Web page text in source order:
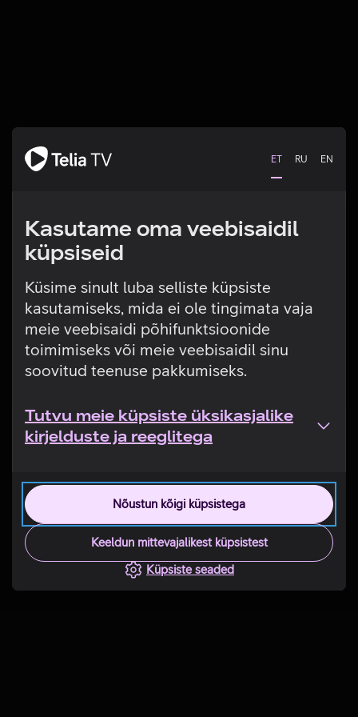
ET RU EN
Kasutame oma veebisaidil
küpsiseid
Küsime sinult luba selliste küpsiste
kasutamiseks, mida ei ole tingimata vaja
meie veebisaidi põhifunktsioonide
toimimiseks või meie veebisaidil sinu
soovitud teenuse pakkumiseks.
Tutvu meie küpsiste üksikasjalike
kirjelduste ja reeglitega
Nõustun kõigi küpsistega
Keeldun mittevajalikest küpsistest
Küpsiste seaded
Tehniline viga